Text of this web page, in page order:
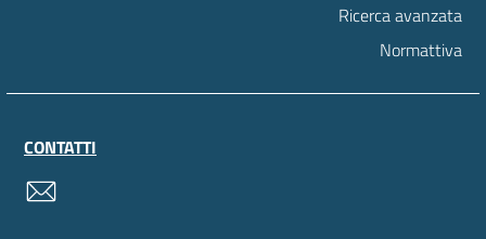
Ricerca avanzata
Normattiva
CONTATTI